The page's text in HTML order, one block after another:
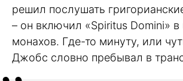
решил послушать
– он включил «Spiritus Domini»
монахов. Где-то минуту, или
Джобс словно пребывал в